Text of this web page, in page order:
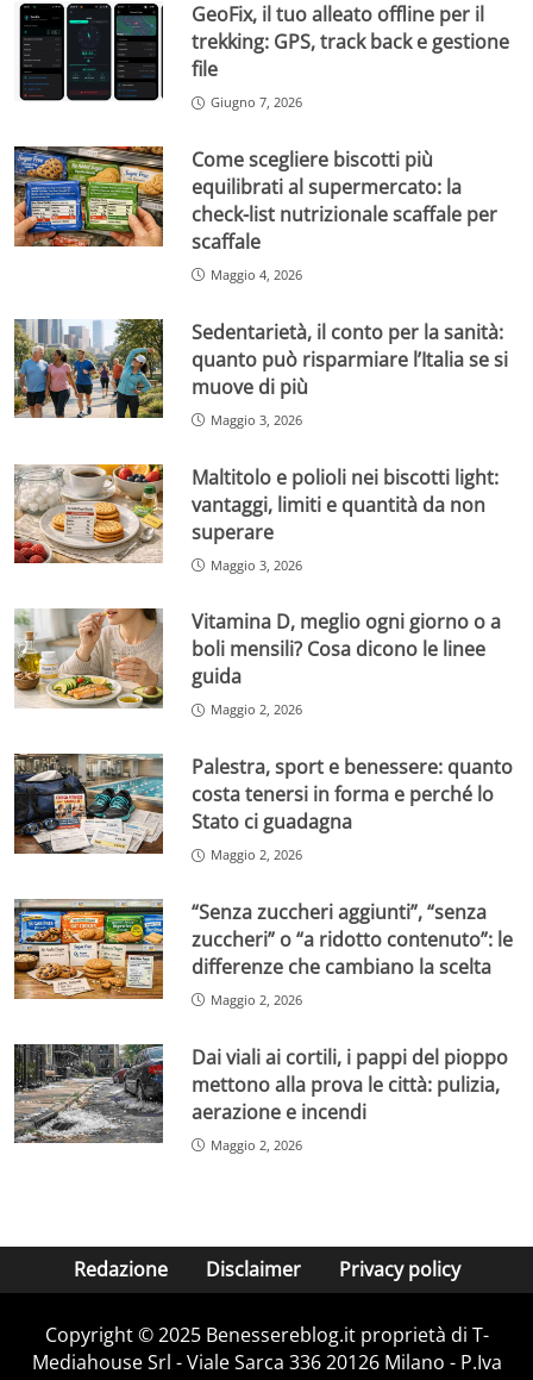
GeoFix, il tuo alleato offline per il
trekking: GPS, track back e gestione
file
Giugno 7, 2026
Come scegliere biscotti più
equilibrati al supermercato: la
check-list nutrizionale scaffale per
scaffale
Maggio 4, 2026
Sedentarietà, il conto per la sanità:
quanto può risparmiare l’Italia se si
muove di più
Maggio 3, 2026
Maltitolo e polioli nei biscotti light:
vantaggi, limiti e quantità da non
superare
Maggio 3, 2026
Vitamina D, meglio ogni giorno o a
boli mensili? Cosa dicono le linee
guida
Maggio 2, 2026
Palestra, sport e benessere: quanto
costa tenersi in forma e perché lo
Stato ci guadagna
Maggio 2, 2026
“Senza zuccheri aggiunti”, “senza
zuccheri” o “a ridotto contenuto”: le
differenze che cambiano la scelta
Maggio 2, 2026
Dai viali ai cortili, i pappi del pioppo
mettono alla prova le città: pulizia,
aerazione e incendi
Maggio 2, 2026
Redazione Disclaimer Privacy policy
Copyright © 2025 Benessereblog.it proprietà di T-
Mediahouse Srl - Viale Sarca 336 20126 Milano - P.Iva